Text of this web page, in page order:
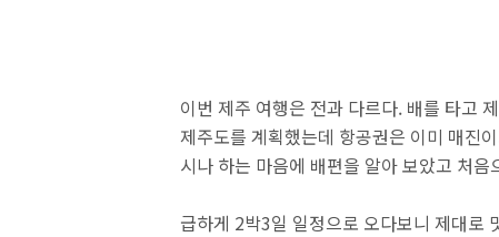
이번 제주 여행은 전과 다르다. 배를 타고
제주도를 계획했는데 항공권은 이미 매진
시나 하는 마음에 배편을 알아 보았고 처
급하게 2박3일 일정으로 오다보니 제대로